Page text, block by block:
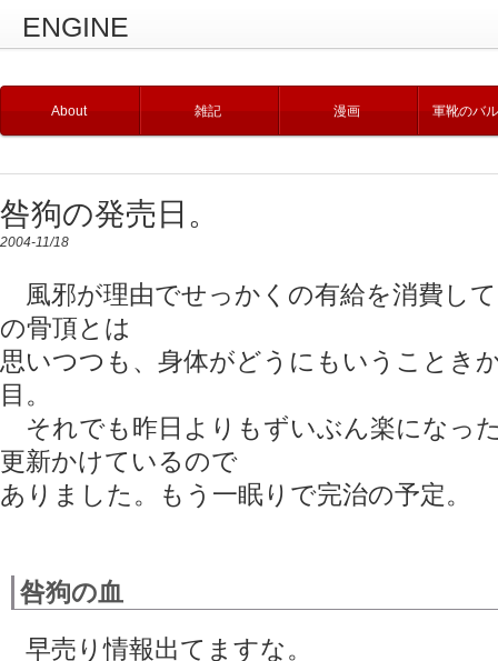
ENGINE
About 雑記 漫画 軍靴のバ
咎狗の発売日。
2004-11/18
風邪が理由でせっかくの有給を消費し
の骨頂とは
思いつつも、身体がどうにもいうことき
目。
それでも昨日よりもずいぶん楽になっ
更新かけているので
ありました。もう一眠りで完治の予定。
咎狗の血
早売り情報出てますな。